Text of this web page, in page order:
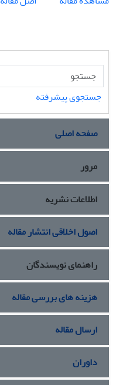
جستجوی پیشرفته
صفحه اصلی
مرور
اطلاعات نشریه
اصول اخلاقی انتشار مقاله
راهنمای نویسندگان
هزینه های بررسی مقاله
ارسال مقاله
داوران